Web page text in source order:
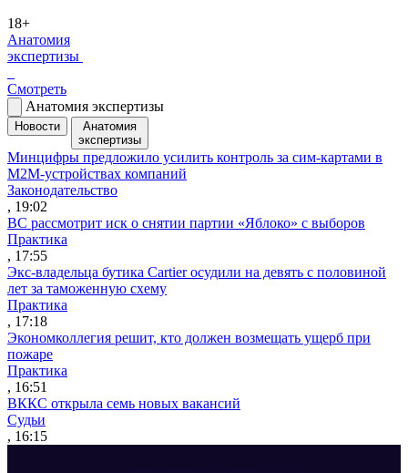
18+
Анатомия
экспертизы
Смотреть
Анатомия экспертизы
Новости
Анатомия
экспертизы
Минцифры предложило усилить контроль за сим-картами в
M2M-устройствах компаний
Законодательство
, 19:02
ВС рассмотрит иск о снятии партии «Яблоко» с выборов
Практика
, 17:55
Экс-владельца бутика Cartier осудили на девять с половиной
лет за таможенную схему
Практика
, 17:18
Экономколлегия решит, кто должен возмещать ущерб при
пожаре
Практика
, 16:51
ВККС открыла семь новых вакансий
Судьи
, 16:15